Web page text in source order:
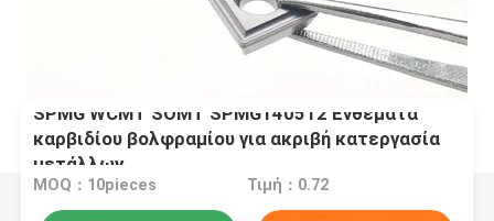
SPMG WCMT SOMT SPMG140512 Ενθέματα
καρβιδίου βολφραμίου για ακριβή κατεργασία
μετάλλων
MOQ：10pieces Τιμή：0.72